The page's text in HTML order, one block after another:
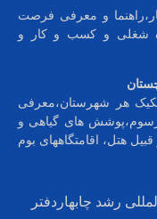
و معرفی فرصت
شغلی و کسب و کار و
هر شهرستان،معرفی
های گیاهی و
هتل، اقامتگاههای بوم
رشد چابهاردفتر